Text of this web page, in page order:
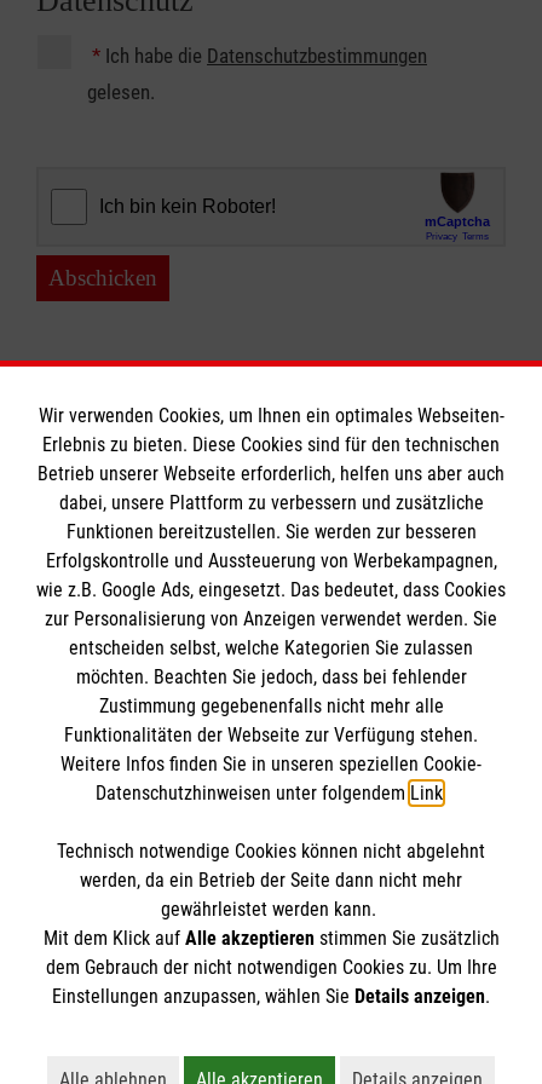
* Ich habe die Datenschutzbestimmungen
gelesen.
Abschicken
Informationen
Impressum
Datenschutz
Kontakt
Barrierefreiheit
Die Malteser
Malteser in Deutschland
Malteserorden
Sharepoint
Spendenkonto
Bank: PAX Bank für Kirche und Caritas eG
IBAN: DE03370601201201213718
BIC: GENODED1PA7
So finden Sie uns
Burgstraße 15
82467 Garmisch-Partenkirchen
Email:
Der Malteser Hilfsdienst e.V. ist als eingetragene
Gewerbesteuer befreit.
Wir verwenden Cookies, um Ihnen ein optimales Webseiten-
Erlebnis zu bieten. Diese Cookies sind für den technischen
Betrieb unserer Webseite erforderlich, helfen uns aber auch
dabei, unsere Plattform zu verbessern und zusätzliche
Funktionen bereitzustellen. Sie werden zur besseren
Erfolgskontrolle und Aussteuerung von Werbekampagnen,
wie z.B. Google Ads, eingesetzt. Das bedeutet, dass Cookies
zur Personalisierung von Anzeigen verwendet werden. Sie
entscheiden selbst, welche Kategorien Sie zulassen
möchten. Beachten Sie jedoch, dass bei fehlender
Zustimmung gegebenenfalls nicht mehr alle
Funktionalitäten der Webseite zur Verfügung stehen.
Weitere Infos finden Sie in unseren speziellen Cookie-
Datenschutzhinweisen unter folgendem Link.
Technisch notwendige Cookies können nicht abgelehnt
werden, da ein Betrieb der Seite dann nicht mehr
gewährleistet werden kann.
Mit dem Klick auf Alle akzeptierenstimmen Sie zusätzlich
dem Gebrauch der nicht notwendigen Cookies zu. Um Ihre
Einstellungen anzupassen, wählen Sie Details anzeigen.